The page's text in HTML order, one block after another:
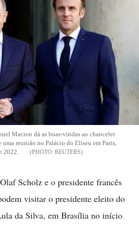
Macron dá as boas-vindas ao chanceler
reunião no Palácio do Eliseu em Paris,
2022.
REUTERS
Scholz e o presidente francês
visitar o presidente eleito do
da Silva, em Brasília no início